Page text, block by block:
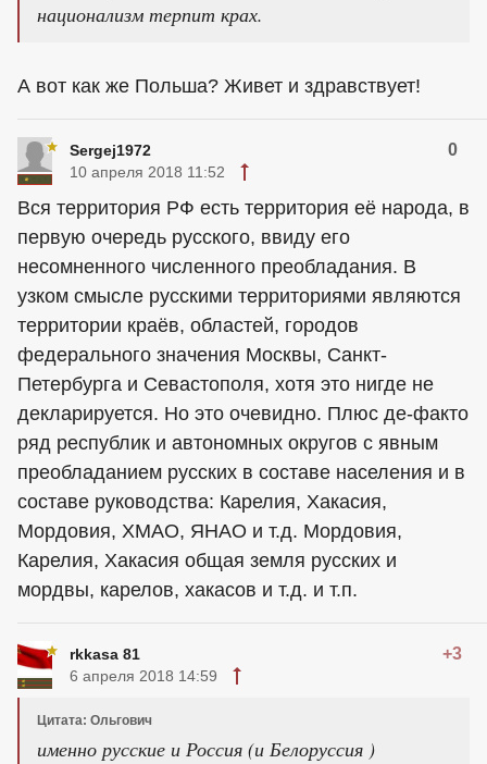
национализм терпит крах.
А вот как же Польша? Живет и здравствует!
Sergej1972 0
10 апреля 2018 11:52
Вся территория РФ есть территория её народа, в
первую очередь русского, ввиду его
несомненного численного преобладания. В
узком смысле русскими территориями являются
территории краёв, областей, городов
федерального значения Москвы, Санкт-
Петербурга и Севастополя, хотя это нигде не
декларируется. Но это очевидно. Плюс де-факто
ряд республик и автономных округов с явным
преобладанием русских в составе населения и в
составе руководства: Карелия, Хакасия,
Мордовия, ХМАО, ЯНАО и т.д. Мордовия,
Карелия, Хакасия общая земля русских и
мордвы, карелов, хакасов и т.д. и т.п.
rkkasa 81 +3
6 апреля 2018 14:59
Цитата: Ольгович
именно русские и Россия (и Белоруссия )